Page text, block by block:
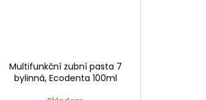
Multifunkční zubní pasta 7
bylinná, Ecodenta 100ml